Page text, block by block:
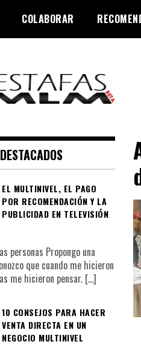
COLABORAR
MLM
DESTACADOS
EL MULTINIVEL, EL PAGO
POR RECOMENDACIÓN Y LA
PUBLICIDAD EN TELEVISIÓN
personas Propongo una
que cuando me hicieron
me hicieron pensar. […]
10 CONSEJOS PARA HACER
VENTA DIRECTA EN UN
NEGOCIO MULTINIVEL